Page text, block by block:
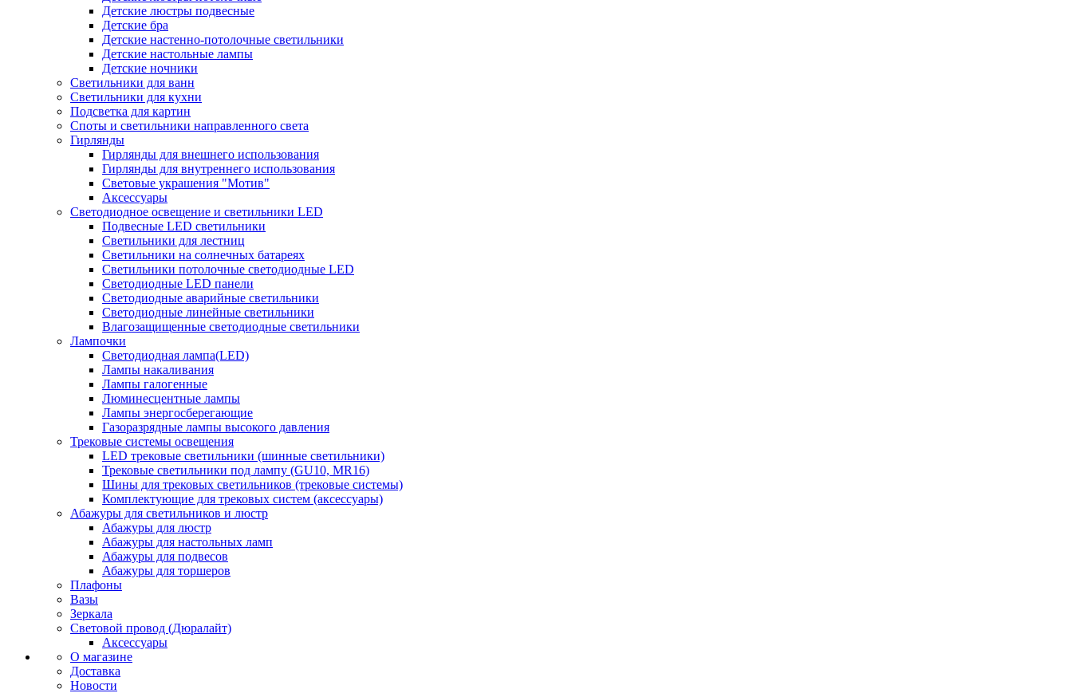
Детские люстры подвесные
Детские бра
Детские настенно-потолочные светильники
Детские настольные лампы
Детские ночники
Светильники для ванн
Светильники для кухни
Подсветка для картин
Споты и светильники направленного света
Гирлянды
Гирлянды для внешнего использования
Гирлянды для внутреннего использования
Световые украшения "Мотив"
Аксессуары
Светодиодное освещение и светильники LED
Подвесные LED светильники
Светильники для лестниц
Светильники на солнечных батареях
Светильники потолочные светодиодные LED
Светодиодные LED панели
Светодиодные аварийные светильники
Светодиодные линейные светильники
Влагозащищенные светодиодные светильники
Лампочки
Светодиодная лампа(LED)
Лампы накаливания
Лампы галогенные
Люминесцентные лампы
Лампы энергосберегающие
Газоразрядные лампы высокого давления
Трековые системы освещения
LED трековые светильники (шинные светильники)
Трековые светильники под лампу (GU10, MR16)
Шины для трековых светильников (трековые системы)
Комплектующие для трековых систем (аксессуары)
Абажуры для светильников и люстр
Абажуры для люстр
Абажуры для настольных ламп
Абажуры для подвесов
Абажуры для торшеров
Плафоны
Вазы
Зеркала
Световой провод (Дюралайт)
Аксессуары
О магазине
Доставка
Новости